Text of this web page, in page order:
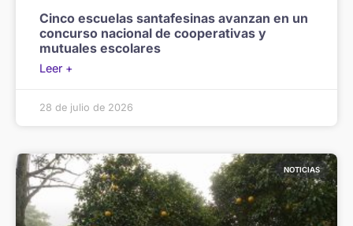
Cinco escuelas santafesinas avanzan en un
concurso nacional de cooperativas y
mutuales escolares
Leer +
28 de julio de 2026
NOTICIAS